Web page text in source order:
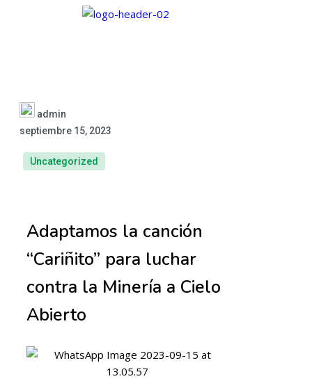
admin
septiembre 15, 2023
Uncategorized
Adaptamos la canción
“Cariñito” para luchar
contra la Minería a Cielo
Abierto